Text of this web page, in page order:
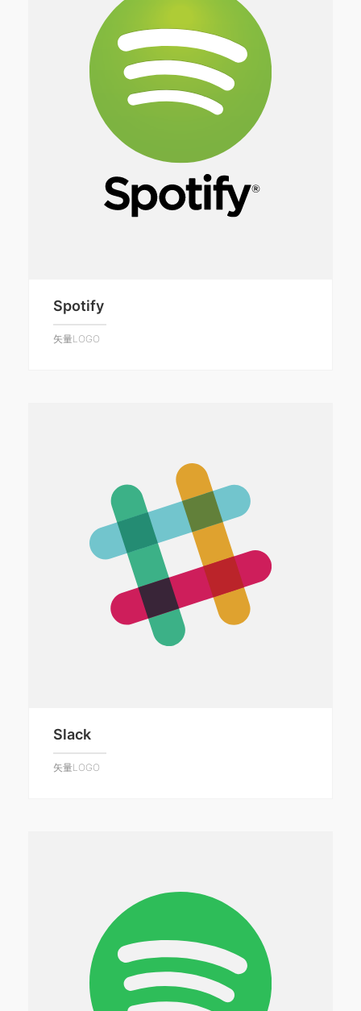
Spotify
矢量LOGO
Slack
矢量LOGO